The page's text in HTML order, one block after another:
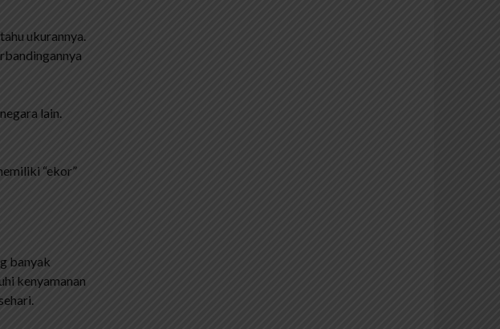
ukurannya.
lain.
“ekor”
banyak
kenyamanan